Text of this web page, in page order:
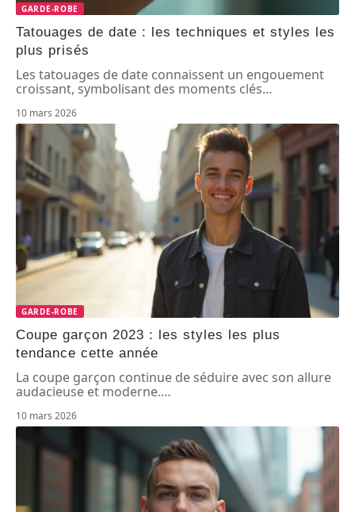
GARDE-ROBE
Tatouages de date : les techniques et styles les
plus prisés
Les tatouages de date connaissent un engouement
croissant, symbolisant des moments clés…
10 mars 2026
GARDE-ROBE
Coupe garçon 2023 : les styles les plus
tendance cette année
La coupe garçon continue de séduire avec son allure
audacieuse et moderne.…
10 mars 2026